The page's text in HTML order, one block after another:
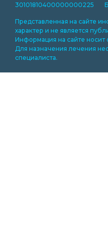
30101810400000000225
Представленная на сайте
характер и не является
Информация на сайте носит
Для назначения лечения
специалиста.